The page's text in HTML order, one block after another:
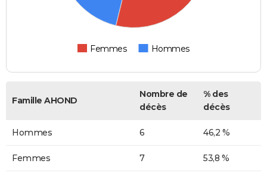
Femmes Hommes
Famille AHOND
Nombre de
décès
% des
décès
Hommes 6 46,2 %
Femmes 7 53,8 %